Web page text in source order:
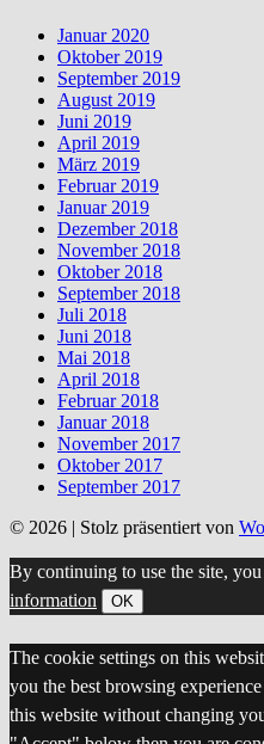
Januar 2020
Oktober 2019
September 2019
August 2019
Juni 2019
April 2019
März 2019
Februar 2019
Januar 2019
Dezember 2018
November 2018
Oktober 2018
September 2018
Juli 2018
Juni 2018
Mai 2018
April 2018
Februar 2018
Januar 2018
November 2017
Oktober 2017
September 2017
© 2026 | Stolz präsentiert von
By continuing to use the site,
information
OK
The cookie settings on this
you the best browsing
this website without changing